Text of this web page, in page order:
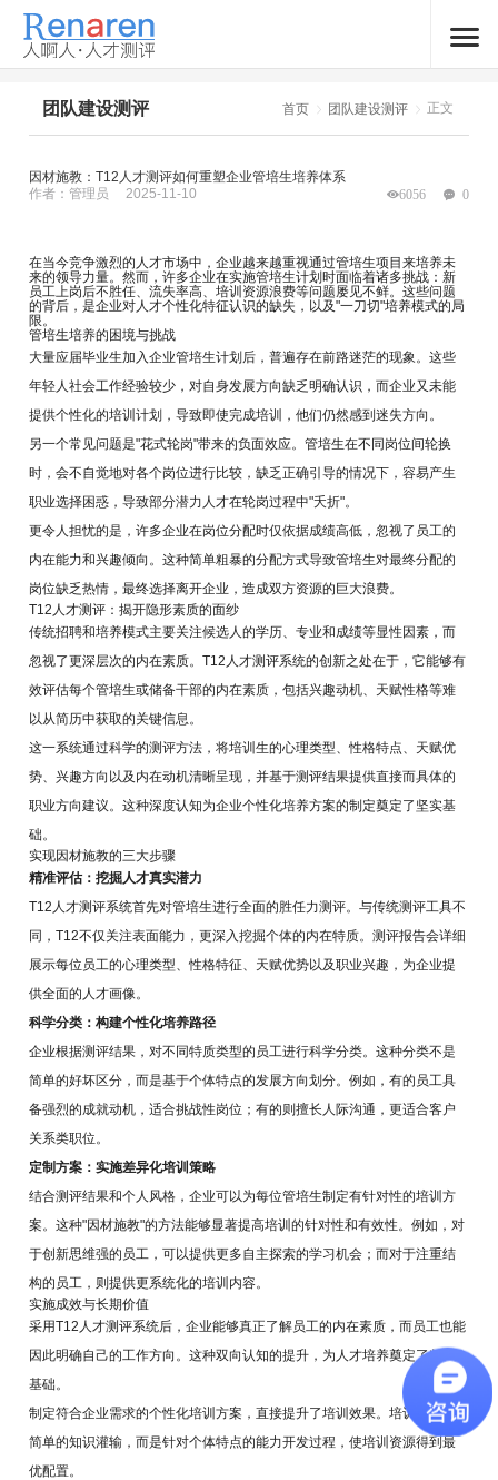
团队建设测评 首页 团队建设测评 正文
因材施教：T12人才测评如何重塑企业管培生培养体系
作者：管理员
2025-11-10 6056 0
在当今竞争激烈的人才市场中，企业越来越重视通过管培生项目来培养未
来的领导力量。然而，许多企业在实施管培生计划时面临着诸多挑战：新
员工上岗后不胜任、流失率高、培训资源浪费等问题屡见不鲜。这些问题
的背后，是企业对人才个性化特征认识的缺失，以及"一刀切"培养模式的局
限。
管培生培养的困境与挑战
大量应届毕业生加入企业管培生计划后，普遍存在前路迷茫的现象。这些
年轻人社会工作经验较少，对自身发展方向缺乏明确认识，而企业又未能
提供个性化的培训计划，导致即使完成培训，他们仍然感到迷失方向。
另一个常见问题是"花式轮岗"带来的负面效应。管培生在不同岗位间轮换
时，会不自觉地对各个岗位进行比较，缺乏正确引导的情况下，容易产生
职业选择困惑，导致部分潜力人才在轮岗过程中"夭折"。
更令人担忧的是，许多企业在岗位分配时仅依据成绩高低，忽视了员工的
内在能力和兴趣倾向。这种简单粗暴的分配方式导致管培生对最终分配的
岗位缺乏热情，最终选择离开企业，造成双方资源的巨大浪费。
T12人才测评：揭开隐形素质的面纱
传统招聘和培养模式主要关注候选人的学历、专业和成绩等显性因素，而
忽视了更深层次的内在素质。T12人才测评系统的创新之处在于，它能够有
效评估每个管培生或储备干部的内在素质，包括兴趣动机、天赋性格等难
以从简历中获取的关键信息。
这一系统通过科学的测评方法，将培训生的心理类型、性格特点、天赋优
势、兴趣方向以及内在动机清晰呈现，并基于测评结果提供直接而具体的
职业方向建议。这种深度认知为企业个性化培养方案的制定奠定了坚实基
础。
实现因材施教的三大步骤
精准评估：挖掘人才真实潜力
T12人才测评系统首先对管培生进行全面的胜任力测评。与传统测评工具不
同，T12不仅关注表面能力，更深入挖掘个体的内在特质。测评报告会详细
展示每位员工的心理类型、性格特征、天赋优势以及职业兴趣，为企业提
供全面的人才画像。
科学分类：构建个性化培养路径
企业根据测评结果，对不同特质类型的员工进行科学分类。这种分类不是
简单的好坏区分，而是基于个体特点的发展方向划分。例如，有的员工具
备强烈的成就动机，适合挑战性岗位；有的则擅长人际沟通，更适合客户
关系类职位。
定制方案：实施差异化培训策略
结合测评结果和个人风格，企业可以为每位管培生制定有针对性的培训方
案。这种"因材施教"的方法能够显著提高培训的针对性和有效性。例如，对
于创新思维强的员工，可以提供更多自主探索的学习机会；而对于注重结
构的员工，则提供更系统化的培训内容。
实施成效与长期价值
采用T12人才测评系统后，企业能够真正了解员工的内在素质，而员工也能
因此明确自己的工作方向。这种双向认知的提升，为人才培养奠定了坚实
基础。
制定符合企业需求的个性化培训方案，直接提升了培训效果。培训不再是
简单的知识灌输，而是针对个体特点的能力开发过程，使培训资源得到最
优配置。